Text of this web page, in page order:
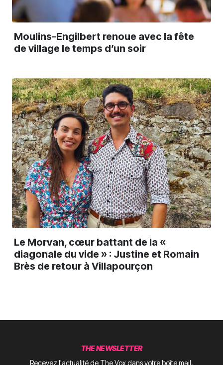
Moulins-Engilbert renoue avec la fête
de village le temps d’un soir
Le Morvan, cœur battant de la «
diagonale du vide » : Justine et Romain
Brès de retour à Villapourçon
THE NEWSLETTER
Recevez l'actualité de The Vox dans votre boîte mail.